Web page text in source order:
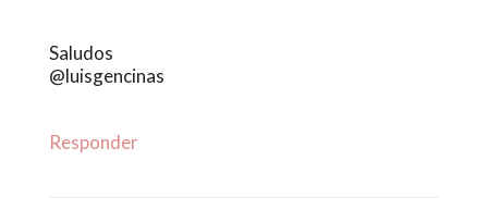
Saludos
@luisgencinas
Responder